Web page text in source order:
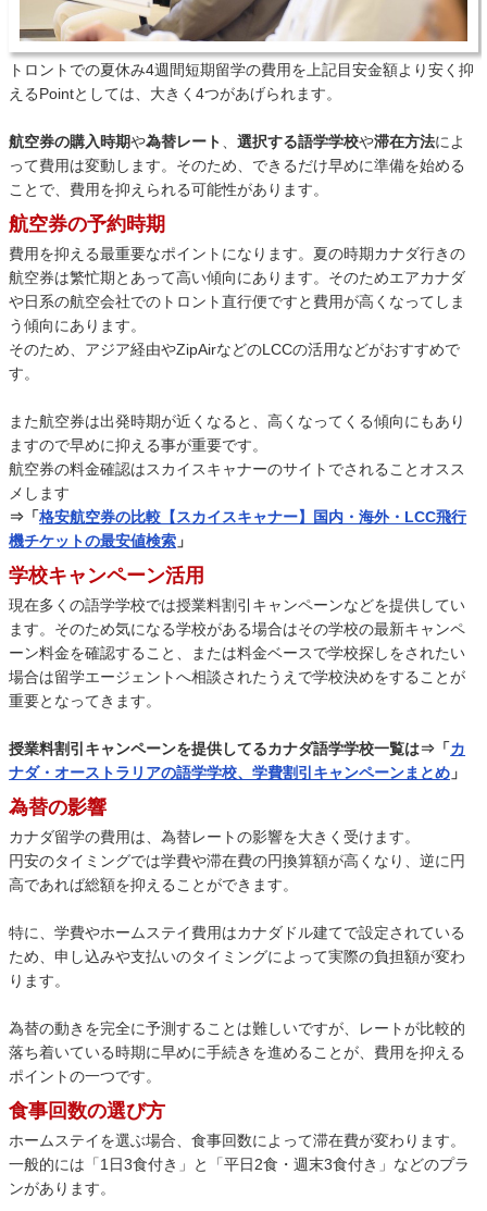
トロントでの夏休み4週間短期留学の費用を上記目安金額より安く抑
えるPointとしては、大きく4つがあげられます。
航空券の購入時期や為替レート、選択する語学学校や滞在方法によ
って費用は変動します。そのため、できるだけ早めに準備を始める
ことで、費用を抑えられる可能性があります。
航空券の予約時期
費用を抑える最重要なポイントになります。夏の時期カナダ行きの
航空券は繁忙期とあって高い傾向にあります。そのためエアカナダ
や日系の航空会社でのトロント直行便ですと費用が高くなってしま
う傾向にあります。
そのため、アジア経由やZipAirなどのLCCの活用などがおすすめで
す。
また航空券は出発時期が近くなると、高くなってくる傾向にもあり
ますので早めに抑える事が重要です。
航空券の料金確認はスカイスキャナーのサイトでされることオスス
メします
⇒「格安航空券の比較【スカイスキャナー】国内・海外・LCC飛行
機チケットの最安値検索 」
学校キャンペーン活用
現在多くの語学学校では授業料割引キャンペーンなどを提供してい
ます。そのため気になる学校がある場合はその学校の最新キャンペ
ーン料金を確認すること、または料金ベースで学校探しをされたい
場合は留学エージェントへ相談されたうえで学校決めをすることが
重要となってきます。
授業料割引キャンペーンを提供してるカナダ語学学校一覧は⇒「カ
ナダ・オーストラリアの語学学校、学費割引キャンペーンまとめ 」
為替の影響
カナダ留学の費用は、為替レートの影響を大きく受けます。
円安のタイミングでは学費や滞在費の円換算額が高くなり、逆に円
高であれば総額を抑えることができます。
特に、学費やホームステイ費用はカナダドル建てで設定されている
ため、申し込みや支払いのタイミングによって実際の負担額が変わ
ります。
為替の動きを完全に予測することは難しいですが、レートが比較的
落ち着いている時期に早めに手続きを進めることが、費用を抑える
ポイントの一つです。
食事回数の選び方
ホームステイを選ぶ場合、食事回数によって滞在費が変わります。
一般的には「1日3食付き」と「平日2食・週末3食付き」などのプラ
ンがあります。